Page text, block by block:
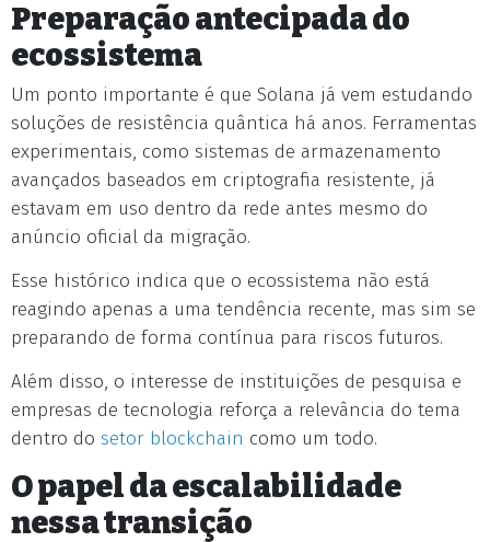
Preparação antecipada do
ecossistema
Um ponto importante é que Solana já vem estudando
soluções de resistência quântica há anos. Ferramentas
experimentais, como sistemas de armazenamento
avançados baseados em criptografia resistente, já
estavam em uso dentro da rede antes mesmo do
anúncio oficial da migração.
Esse histórico indica que o ecossistema não está
reagindo apenas a uma tendência recente, mas sim se
preparando de forma contínua para riscos futuros.
Além disso, o interesse de instituições de pesquisa e
empresas de tecnologia reforça a relevância do tema
dentro do setor blockchain como um todo.
O papel da escalabilidade
nessa transição